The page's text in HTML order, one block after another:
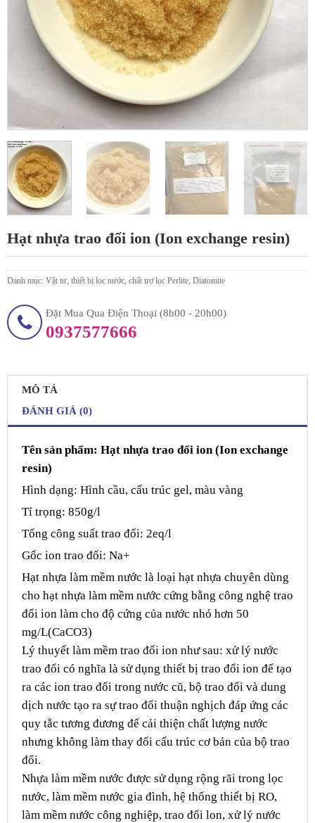
Hạt nhựa trao đổi ion (Ion exchange resin)
Danh mục: Vật tư, thiết bị lọc nước, chất trợ lọc Perlite, Diatomite
Đặt Mua Qua Điện Thoại (8h00 - 20h00)
0937577666
MÔ TẢ
ĐÁNH GIÁ (0)
Tên sản phẩm: Hạt nhựa trao đổi ion (Ion exchange
resin)
Hình dạng: Hình cầu, cấu trúc gel, màu vàng
Tỉ trọng: 850g/l
Tổng công suất trao đổi: 2eq/l
Gốc ion trao đổi: Na+
Hạt nhựa làm mềm nước là loại hạt nhựa chuyên dùng
cho hạt nhựa làm mềm nước cứng bằng công nghệ trao
đổi ion làm cho độ cứng của nước nhỏ hơn 50
mg/L(CaCO3)
Lý thuyết làm mềm trao đổi ion như sau: xử lý nước
trao đổi có nghĩa là sử dụng thiết bị trao đổi ion để tạo
ra các ion trao đổi trong nước cũ, bộ trao đổi và dung
dịch nước tạo ra sự trao đổi thuận nghịch đáp ứng các
quy tắc tương đương để cải thiện chất lượng nước
nhưng không làm thay đổi cấu trúc cơ bản của bộ trao
đổi.
Nhựa làm mềm nước được sử dụng rộng rãi trong lọc
nước, làm mềm nước gia đình, hệ thống thiết bị RO,
làm mềm nước công nghiệp, trao đổi lon, xử lý nước